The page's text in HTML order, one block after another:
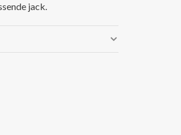
jack.